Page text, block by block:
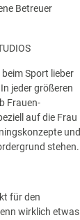
Betreuer
Sport lieber
jeder größeren
Frauen-
auf die Frau
und
stehen.
für den
wirklich etwas